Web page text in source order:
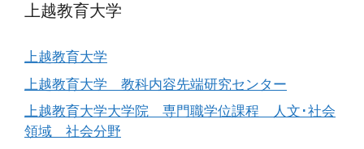
上越教育大学
上越教育大学
上越教育大学 教科内容先端研究センター
上越教育大学大学院 専門職学位課程 人文･社会
領域 社会分野